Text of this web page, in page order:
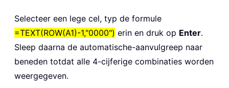
Selecteer een lege cel, typ de formule
=TEXT(ROW(A1)-1,"0000") erin en druk op Enter.
Sleep daarna de automatische-aanvulgreep naar
beneden totdat alle 4-cijferige combinaties worden
weergegeven.